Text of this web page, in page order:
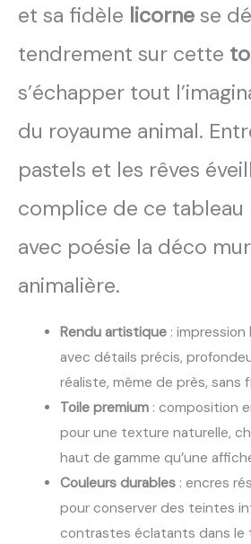
et sa fidèle licorne se
tendrement sur cette
s’échapper tout
du royaume animal.
pastels et les rêves
complice de ce tableau
avec poésie la déco
animalière.
Rendu artistique: impression
avec détails précis,
réaliste, même de près, sans
Toile premium: composition
pour une texture naturelle,
haut de gamme qu’une
Couleurs durables: encres
pour conserver des teintes
contrastes éclatants dans le